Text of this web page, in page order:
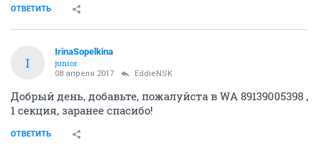
ОТВЕТИТЬ
I
IrinaSopelkina
junior
08 апреля 2017 EddieNSK
Добрый день, добавьте, пожалуйста в WA 89139005398 ,
1 секция, заранее спасибо!
ОТВЕТИТЬ